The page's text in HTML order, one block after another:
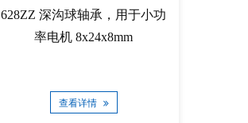
628ZZ 深沟球轴承，用于小功
率电机 8x24x8mm
查看详情